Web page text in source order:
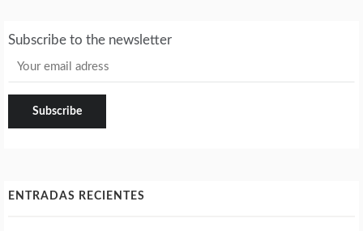
Subscribe to the newsletter
ENTRADAS RECIENTES